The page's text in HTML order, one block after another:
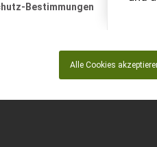
Bestimmungen
Alle Cookies